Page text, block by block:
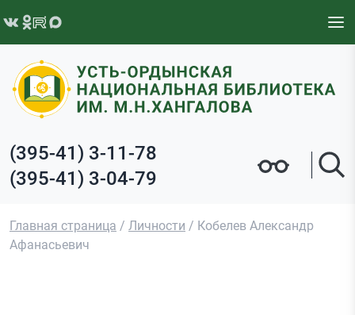
(395-41) 3-11-78
(395-41) 3-04-79
Главная страница / Личности / Кобелев Александр
Афанасьевич